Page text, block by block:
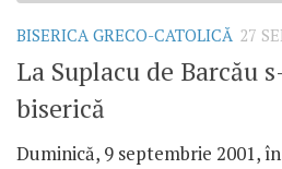
BISERICA GRECO-CATOLICĂ 27
La Suplacu de Barcău
biserică
Duminică, 9 septembrie 2001,